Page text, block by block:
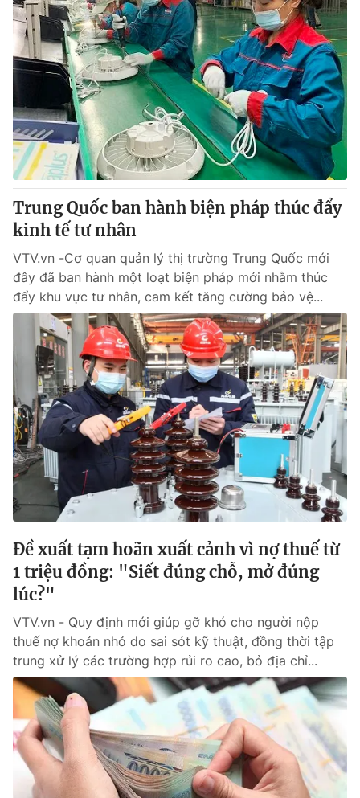
Trung Quốc ban hành biện pháp thúc đẩy
kinh tế tư nhân
VTV.vn -Cơ quan quản lý thị trường Trung Quốc mới
đây đã ban hành một loạt biện pháp mới nhằm thúc
đẩy khu vực tư nhân, cam kết tăng cường bảo vệ...
Đề xuất tạm hoãn xuất cảnh vì nợ thuế từ
1 triệu đồng: "Siết đúng chỗ, mở đúng
lúc?"
VTV.vn - Quy định mới giúp gỡ khó cho người nộp
thuế nợ khoản nhỏ do sai sót kỹ thuật, đồng thời tập
trung xử lý các trường hợp rủi ro cao, bỏ địa chỉ...